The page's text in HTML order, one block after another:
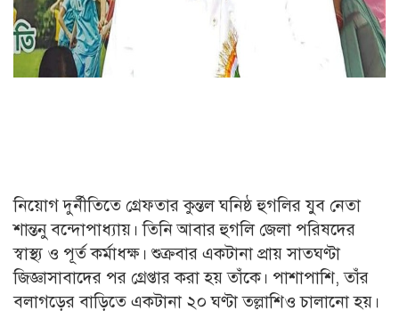
নিয়োগ দুর্নীতিতে গ্রেফতার কুন্তল ঘনিষ্ঠ হুগলির যুব নেতা
শান্তনু বন্দোপাধ্যায়। তিনি আবার হুগলি জেলা পরিষদের
স্বাস্থ্য ও পূর্ত কর্মাধক্ষ। শুক্রবার একটানা প্রায় সাতঘণ্টা
জিজ্ঞাসাবাদের পর গ্রেপ্তার করা হয় তাঁকে। পাশাপাশি, তাঁর
বলাগড়ের বাড়িতে একটানা ২০ ঘণ্টা তল্লাশিও চালানো হয়।